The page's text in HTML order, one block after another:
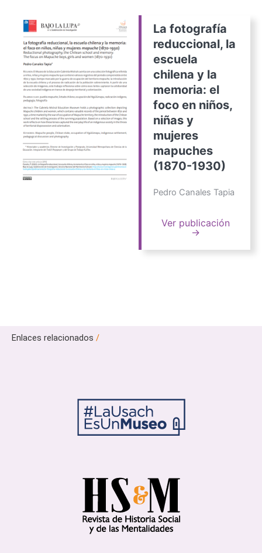
La fotografía
reduccional, la
escuela
chilena y la
memoria: el
foco en niños,
niñas y
mujeres
mapuches
(1870-1930)
Pedro Canales Tapia
Ver publicación
→
Enlaces relacionados /